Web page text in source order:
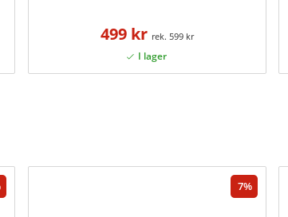
499 kr 599 kr
7